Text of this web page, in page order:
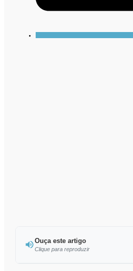
Ouça este artigo
Clique para reproduzir